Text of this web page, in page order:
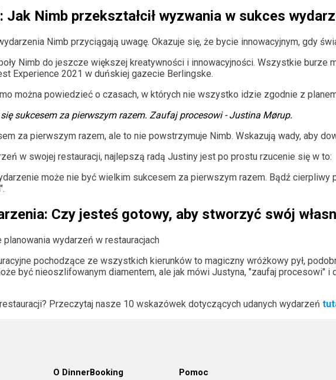
Jak Nimb przekształcił wyzwania w sukces
Nimb przyciągają uwagę. Okazuje się, że bycie innowacyjnym, gdy
Nimb do jeszcze większej kreatywności i innowacyjności. Wszystkie burze
Experience 2021 w duńskiej gazecie Berlingske.
można powiedzieć o czasach, w których nie wszystko idzie zgodnie z
sukcesem za pierwszym razem. Zaufaj procesowi - Justina Mørup.
za pierwszym razem, ale to nie powstrzymuje Nimb. Wskazują wady, aby
w swojej restauracji, najlepszą radą Justiny jest po prostu rzucenie się w to:
może nie być wielkim sukcesem za pierwszym razem. Bądź cierpliwy
Czy jesteś gotowy, aby stworzyć swój
wydarzeń w restauracjach
pochodzące ze wszystkich kierunków to magiczny wróżkowy pył,
być nieoszlifowanym diamentem, ale jak mówi Justyna, "zaufaj procesowi"
Przeczytaj nasze 10 wskazówek dotyczących udanych wydarzeń
O DinnerBooking Pomoc